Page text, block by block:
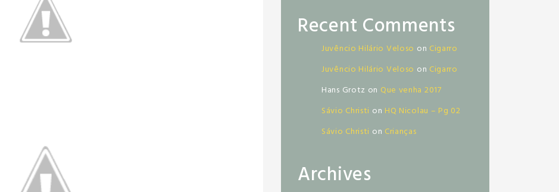
Recent Comments
Juvêncio Hilário Veloso on Cigarro
Juvêncio Hilário Veloso on Cigarro
Hans Grotz on Que venha 2017
Sávio Christi on HQ Nicolau – Pg 02
Sávio Christi on Crianças
Archives